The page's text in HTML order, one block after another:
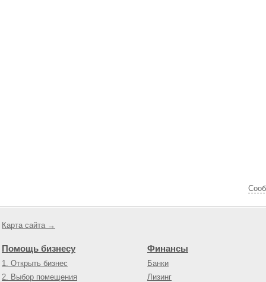
Карта сайта →
Помощь бизнесу
1. Открыть бизнес
2. Выбор помещения
Финансы
Банки
Лизинг